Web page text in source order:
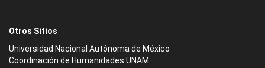
Otros Sitios
Universidad Nacional Autónoma de México
Coordinación de Humanidades UNAM